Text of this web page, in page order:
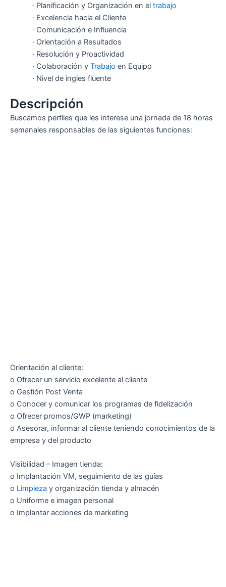
· Planificación y Organización en el trabajo
· Excelencia hacia el Cliente
· Comunicación e Influencia
· Orientación a Resultados
· Resolución y Proactividad
· Colaboración y Trabajo en Equipo
· Nivel de ingles fluente
Descripción
Buscamos perfiles que les interese una jornada de 18 horas
semanales responsables de las siguientes funciones:
Orientación al cliente:
o Ofrecer un servicio excelente al cliente
o Gestión Post Venta
o Conocer y comunicar los programas de fidelización
o Ofrecer promos/GWP (marketing)
o Asesorar, informar al cliente teniendo conocimientos de la
empresa y del producto
Visibilidad – Imagen tienda:
o Implantación VM, seguimiento de las guías
o Limpieza y organización tienda y almacén
o Uniforme e imagen personal
o Implantar acciones de marketing